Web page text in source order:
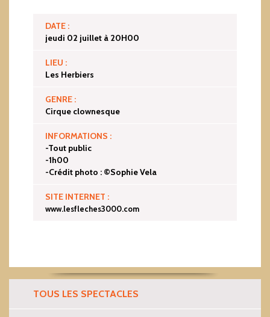
DATE :
jeudi 02 juillet à 20H00
LIEU :
Les Herbiers
GENRE :
Cirque clownesque
INFORMATIONS :
-Tout public
-1h00
-Crédit photo : ©Sophie Vela
SITE INTERNET :
www.lesfleches3000.com
TOUS LES SPECTACLES